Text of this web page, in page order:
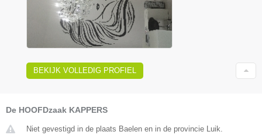
BEKIJK VOLLEDIG PROFIEL
De HOOFDzaak KAPPERS
Niet gevestigd in de plaats Baelen en in de provincie Luik.